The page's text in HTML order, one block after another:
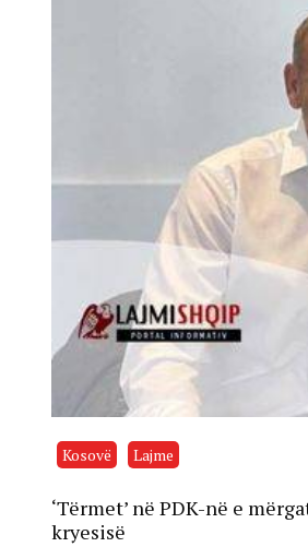
Kosovë Lajme
‘Tërmet’ në PDK-në e
kryesisë